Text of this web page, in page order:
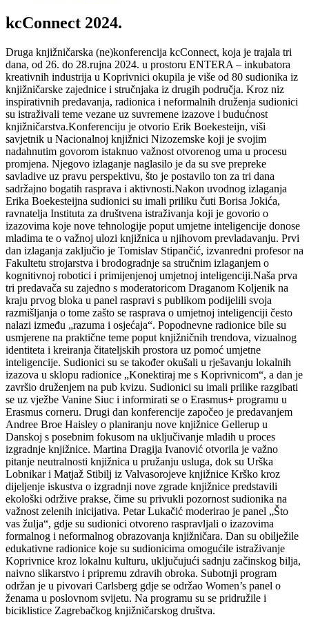
kcConnect 2024.
Druga knjižničarska (ne)konferencija kcConnect, koja je trajala tri
dana, od 26. do 28.rujna 2024. u prostoru ENTERA – inkubatora
kreativnih industrija u Koprivnici okupila je više od 80 sudionika iz
knjižničarske zajednice i stručnjaka iz drugih područja. Kroz niz
inspirativnih predavanja, radionica i neformalnih druženja sudionici
su istraživali teme vezane uz suvremene izazove i budućnost
knjižničarstva.Konferenciju je otvorio Erik Boekesteijn, viši
savjetnik u Nacionalnoj knjižnici Nizozemske koji je svojim
nadahnutim govorom istaknuo važnost otvorenog uma u procesu
promjena. Njegovo izlaganje naglasilo je da su sve prepreke
savladive uz pravu perspektivu, što je postavilo ton za tri dana
sadržajno bogatih rasprava i aktivnosti.Nakon uvodnog izlaganja
Erika Boekesteijna sudionici su imali priliku čuti Borisa Jokića,
ravnatelja Instituta za društvena istraživanja koji je govorio o
izazovima koje nove tehnologije poput umjetne inteligencije donose
mladima te o važnoj ulozi knjižnica u njihovom prevladavanju. Prvi
dan izlaganja zaključio je Tomislav Stipančić, izvanredni profesor na
Fakultetu strojarstva i brodogradnje sa stručnim izlaganjem o
kognitivnoj robotici i primijenjenoj umjetnoj inteligenciji.Naša prva
tri predavača su zajedno s moderatoricom Draganom Koljenik na
kraju prvog bloka u panel raspravi s publikom podijelili svoja
razmišljanja o tome zašto se rasprava o umjetnoj inteligenciji često
nalazi između „razuma i osjećaja“. Popodnevne radionice bile su
usmjerene na praktične teme poput knjižničnih trendova, vizualnog
identiteta i kreiranja čitateljskih prostora uz pomoć umjetne
inteligencije. Sudionici su se također okušali u rješavanju lokalnih
izazova u sklopu radionice „Konektiraj me s Koprivnicom“, a dan je
završio druženjem na pub kvizu. Sudionici su imali prilike razgibati
se uz vježbe Vanine Siuc i informirati se o Erasmus+ programu u
Erasmus corneru. Drugi dan konferencije započeo je predavanjem
Andree Broe Haisley o planiranju nove knjižnice Gellerup u
Danskoj s posebnim fokusom na uključivanje mladih u proces
izgradnje knjižnice. Martina Dragija Ivanović otvorila je važno
pitanje neutralnosti knjižnica u pružanju usluga, dok su Urška
Lobnikar i Matjaž Stibilj iz Valvasorojeve knjižnice Krško kroz
dijeljenje iskustva o izgradnji nove zgrade knjižnice predstavili
ekološki održive prakse, čime su privukli pozornost sudionika na
važnost zelenih inicijativa. Petar Lukačić moderirao je panel „Što
vas žulja“, gdje su sudionici otvoreno raspravljali o izazovima
formalnog i neformalnog obrazovanja knjižničara. Dan su obilježile
edukativne radionice koje su sudionicima omogućile istraživanje
Koprivnice kroz lokalnu kulturu, uključujući sadnju začinskog bilja,
naivno slikarstvo i pripremu zdravih obroka. Subotnji program
održan je u pivovari Carlsberg gdje se održao Women’s panel o
ženama u poslovnom svijetu. Na programu su se pridružile i
biciklistice Zagrebačkog knjižničarskog društva.